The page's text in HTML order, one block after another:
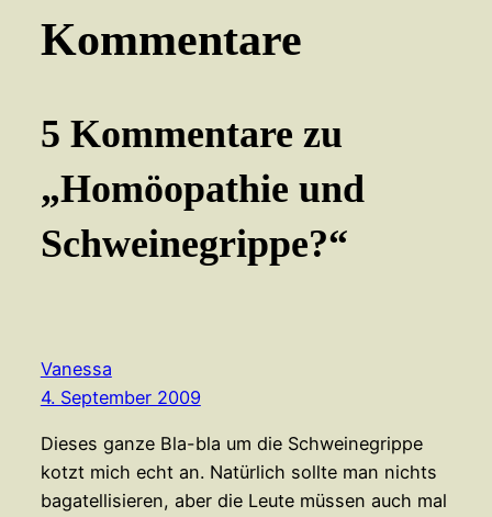
Kommentare
5 Kommentare zu
„Homöopathie und
Schweinegrippe?“
Vanessa
4. September 2009
Dieses ganze Bla-bla um die Schweinegrippe
kotzt mich echt an. Natürlich sollte man nichts
bagatellisieren, aber die Leute müssen auch mal